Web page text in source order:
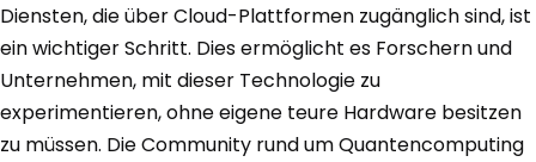
Diensten, die über Cloud-Plattformen zugänglich sind, ist
ein wichtiger Schritt. Dies ermöglicht es Forschern und
Unternehmen, mit dieser Technologie zu
experimentieren, ohne eigene teure Hardware besitzen
zu müssen. Die Community rund um Quantencomputing